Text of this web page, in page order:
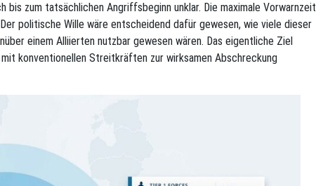
zum tatsächlichen Angriffsbeginn unklar. Die maximale Vorwarnzeit
politische Wille wäre entscheidend dafür gewesen, wie viele dieser
einem Alliierten nutzbar gewesen wären. Das eigentliche Ziel
konventionellen Streitkräften zur wirksamen Abschreckung